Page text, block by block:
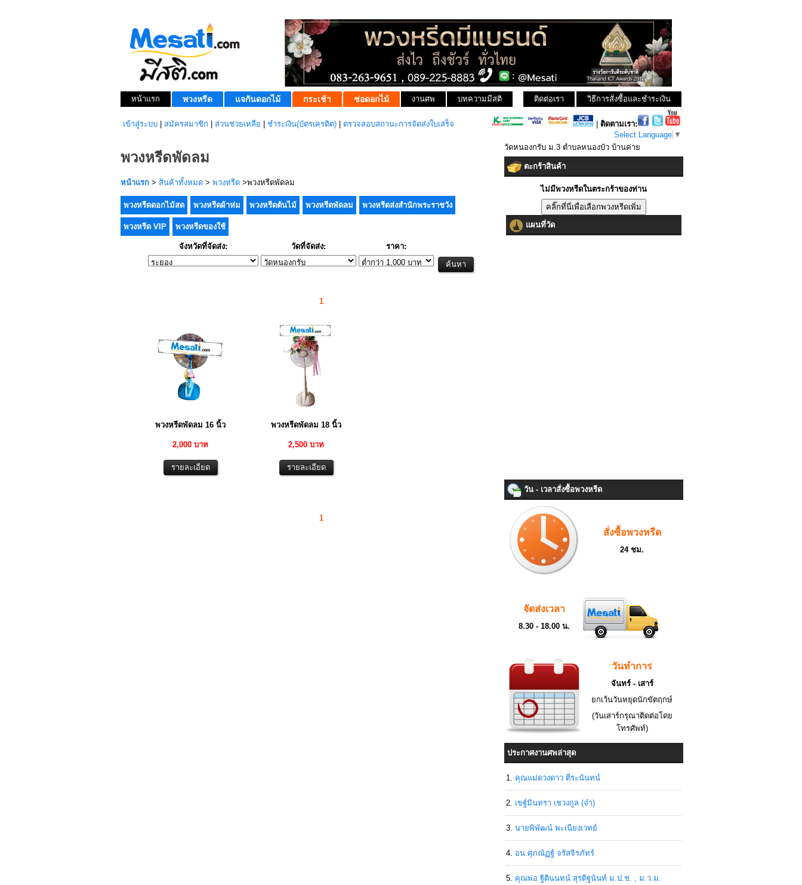
หน้าแรก พวงหรีด แจกันดอกไม้ กระเช้า ช่อดอกไม้ งานศพ บทความมีสติ วิธีการสั่งซื้อและชำระเงิน
ติดต่อเรา
เข้าสู่ระบบ สมัครสมาชิก ส่วนช่วยเหลือ ชำระเงิน(บัตรเครดิต) ตรวจสอบสถานะการจัดส่งใบเสร็จ
ติดตามเรา:
Select Language ▼
พวงหรีดพัดลม
หน้าแรก > สินค้าทั้งหมด > พวงหรีด >พวงหรีดพัดลม
พวงหรีดดอกไม้สด พวงหรีดผ้าห่ม พวงหรีดต้นไม้ พวงหรีดพัดลม พวงหรีดส่งสำนักพระราชวัง
พวงหรีด VIP พวงหรีดของใช้
จังหวัดที่จัดส่ง: วัดที่จัดส่ง: ราคา:
1
พวงหรีดพัดลม 16 นิ้ว
2,000 บาท
พวงหรีดพัดลม 18 นิ้ว
2,500 บาท
1
วัดหนองกรับ ม.3 ตำบลหนองบัว บ้านค่าย
ตะกร้าสินค้า
ไม่มีพวงหรีดในตระกร้าของท่าน
แผนที่วัด
วัน - เวลาสั่งซื้อพวงหรีด
สั่งซื้อพวงหรีด
24 ชม.
จัดส่งเวลา
8.30 - 18.00 น.
วันทำการ
จันทร์ - เสาร์
ยกเว้นวันหยุดนักขัตฤกษ์
(วันเสาร์กรุณาติดต่อโดย
โทรศัพท์)
ประกาศงานศพล่าสุด
คุณแม่ดวงดาว ตีระนันทน์
เขฐ์มินทรา เชวงกูล (จ๋า)
นายพิพัฒน์ พะเนียงเวทย์
อน.ศุภณัฏฐ์ จรัสจิรภัทร์
คุณพ่อ ฐิตินนทน์ สุรดิฐนันท์ ม.ป.ช. , ม.ว.ม.